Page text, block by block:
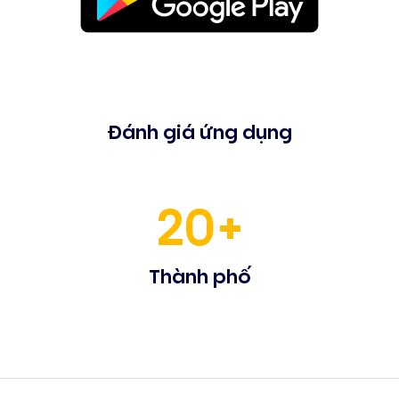
Đánh giá ứng dụng
20+
Thành phố